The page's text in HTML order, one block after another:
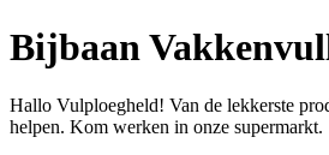
Bijbaan
Hallo Vulploegheld! Van de lekkerste
helpen. Kom werken in onze supermarkt.